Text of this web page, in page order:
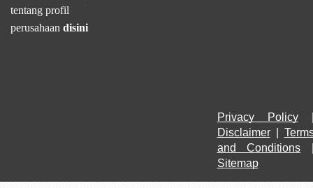
tentang profil
perusahaan disini
Privacy Policy
Disclaimer |
and Conditions
Sitemap